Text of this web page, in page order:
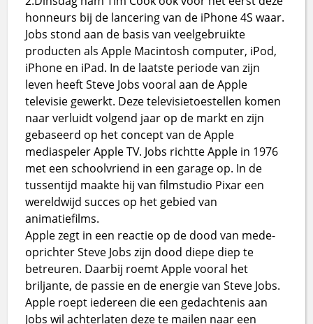
honneurs bij de lancering van de iPhone 4S waar.
Jobs stond aan de basis van veelgebruikte
producten als Apple Macintosh computer, iPod,
iPhone en iPad. In de laatste periode van zijn
leven heeft Steve Jobs vooral aan de Apple
televisie gewerkt. Deze televisietoestellen komen
naar verluidt volgend jaar op de markt en zijn
gebaseerd op het concept van de Apple
mediaspeler Apple TV. Jobs richtte Apple in 1976
met een schoolvriend in een garage op. In de
tussentijd maakte hij van filmstudio Pixar een
wereldwijd succes op het gebied van
animatiefilms.
Apple zegt in een reactie op de dood van mede-
oprichter Steve Jobs zijn dood diepe diep te
betreuren. Daarbij roemt Apple vooral het
briljante, de passie en de energie van Steve Jobs.
Apple roept iedereen die een gedachtenis aan
Jobs wil achterlaten deze te mailen naar een